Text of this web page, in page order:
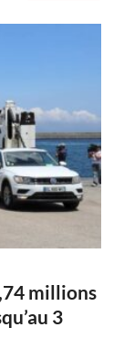
millions
3